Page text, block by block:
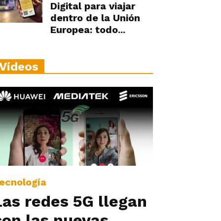
Digital para viajar
dentro de la Unión
Europea: todo...
redes 5G llegan